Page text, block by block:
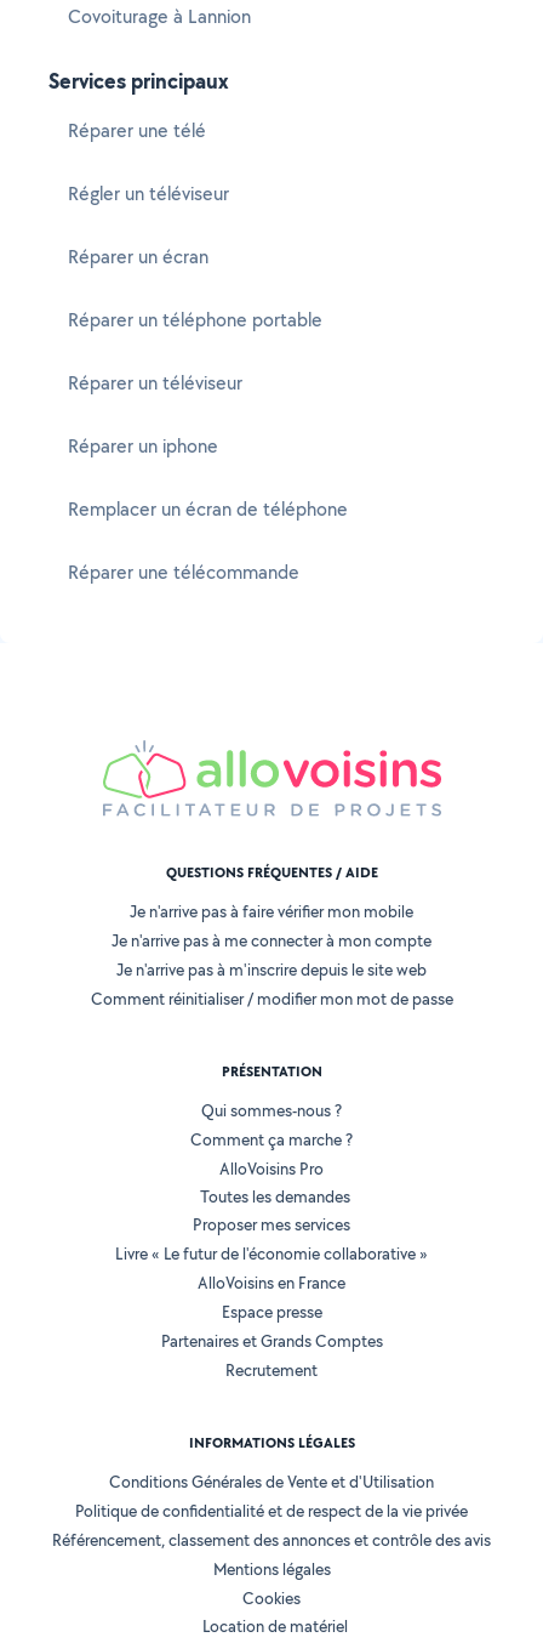
Covoiturage à Lannion
Services principaux
Réparer une télé
Régler un téléviseur
Réparer un écran
Réparer un téléphone portable
Réparer un téléviseur
Réparer un iphone
Remplacer un écran de téléphone
Réparer une télécommande
QUESTIONS FRÉQUENTES / AIDE
Je n'arrive pas à faire vérifier mon mobile
Je n'arrive pas à me connecter à mon compte
Je n'arrive pas à m'inscrire depuis le site web
Comment réinitialiser / modifier mon mot de passe
PRÉSENTATION
Qui sommes-nous ?
Comment ça marche ?
AlloVoisins Pro
Toutes les demandes
Proposer mes services
Livre « Le futur de l'économie collaborative »
AlloVoisins en France
Espace presse
Partenaires et Grands Comptes
Recrutement
INFORMATIONS LÉGALES
Conditions Générales de Vente et d'Utilisation
Politique de confidentialité et de respect de la vie privée
Référencement, classement des annonces et contrôle des avis
Mentions légales
Cookies
Location de matériel